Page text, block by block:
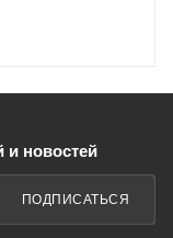
и новостей
ПОДПИСАТЬСЯ